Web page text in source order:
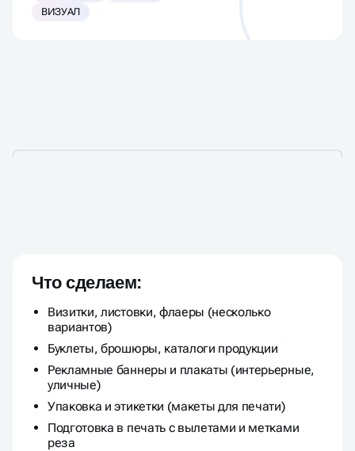
ВИЗУАЛ
Что сделаем:
Визитки, листовки, флаеры (несколько
вариантов)
Буклеты, брошюры, каталоги продукции
Рекламные баннеры и плакаты (интерьерные,
уличные)
Упаковка и этикетки (макеты для печати)
Подготовка в печать с вылетами и метками
реза